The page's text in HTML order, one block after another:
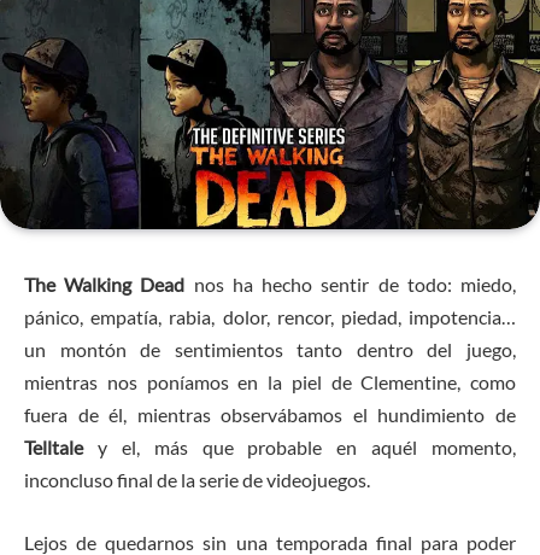
The Walking Dead nos ha hecho sentir de todo: miedo,
pánico, empatía, rabia, dolor, rencor, piedad, impotencia…
un montón de sentimientos tanto dentro del juego,
mientras nos poníamos en la piel de Clementine, como
fuera de él, mientras observábamos el hundimiento de
Telltale y el, más que probable en aquél momento,
inconcluso final de la serie de videojuegos.
Lejos de quedarnos sin una temporada final para poder